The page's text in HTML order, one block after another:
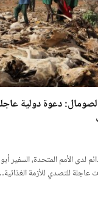
دعوة دولية
لدى الأمم المتحدة، السفير
للتصدي للأزمة